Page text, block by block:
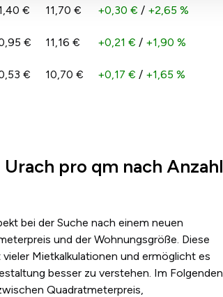
€ 11,70 € +0,30 € / +2,65 %
€ 11,16 € +0,21 € / +1,90 %
€ 10,70 € +0,17 € / +1,65 %
pro qm nach Anzahl
bei der Suche nach einem neuen
und der Wohnungsgröße. Diese
Mietkalkulationen und ermöglicht es
besser zu verstehen. Im Folgenden
Quadratmeterpreis,